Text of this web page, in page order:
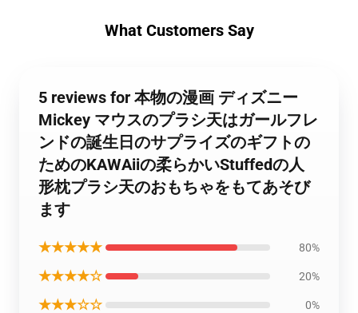
What Customers Say
5 reviews for 本物の漫画 ディズニー
Mickey マウスのプラシ天はガールフレ
ンドの誕生日のサプライズのギフトの
ためのKAWAiiの柔らかいStuffedの人
形枕プラシ天のおもちゃをもてあそび
ます
★★★★★ 80%
★★★★☆ 20%
★★★☆☆ 0%